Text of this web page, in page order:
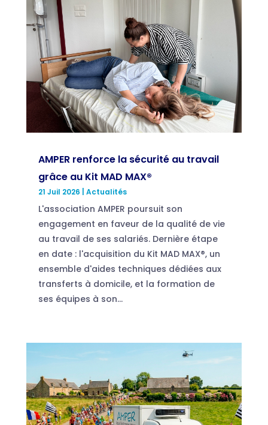
AMPER renforce la sécurité au travail
grâce au Kit MAD MAX®
21 Juil 2026 Actualités
L'association AMPER poursuit son
engagement en faveur de la qualité de vie
au travail de ses salariés. Dernière étape
en date : l'acquisition du Kit MAD MAX®, un
ensemble d'aides techniques dédiées aux
transferts à domicile, et la formation de
ses équipes à son...